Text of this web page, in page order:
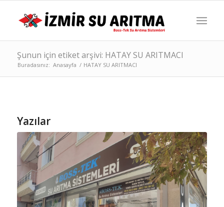
Şunun için etiket arşivi: HATAY SU ARITMACI
Buradasınız: Anasayfa / HATAY SU ARITMACI
Yazılar